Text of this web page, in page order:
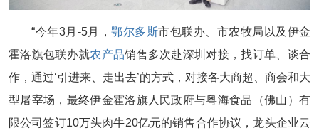
“今年3月-5月， 鄂尔多斯市包联办、市农牧局以及伊金
霍洛旗包联办就农产品销售多次赴深圳对接，找订单、谈合
作，通过‘引进来、走出去’的方式，对接各大商超、商会和大
型屠宰场，最终伊金霍洛旗人民政府与粤海食品（佛山）有
限公司签订10万头肉牛20亿元的销售合作协议，龙头企业云